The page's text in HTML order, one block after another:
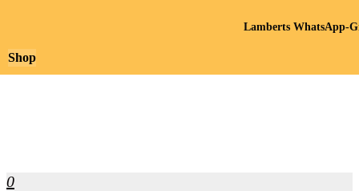
0
Shop
Lamberts WhatsApp-